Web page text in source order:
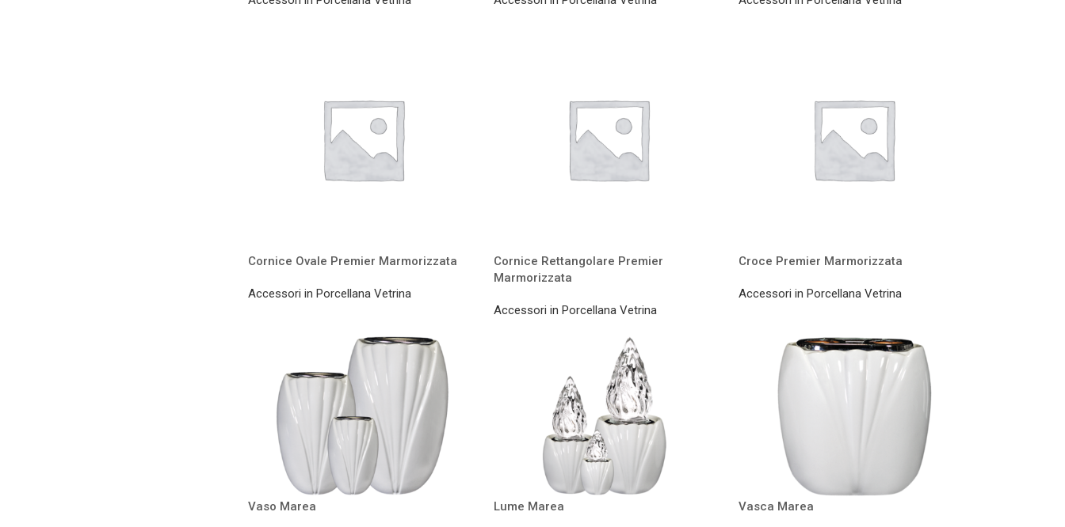
Cornice Ovale Premier Marmorizzata
Accessori in Porcellana Vetrina
Cornice Rettangolare Premier
Marmorizzata
Accessori in Porcellana Vetrina
Croce Premier Marmorizzata
Accessori in Porcellana Vetrina
Vaso Marea Lume Marea Vasca Marea